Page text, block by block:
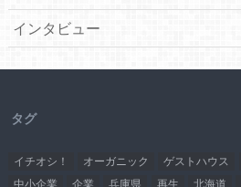
インタビュー
タグ
イチオシ！ オーガニック ゲストハウス
中小企業
企業 兵庫県 再生 北海道